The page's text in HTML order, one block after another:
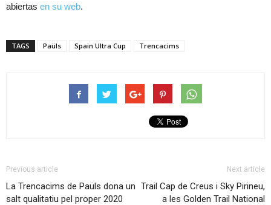
abiertas en su web.
TAGS Paüls Spain Ultra Cup Trencacims
Previous article
La Trencacims de Paüls dona un
salt qualitatiu pel proper 2020
Next article
Trail Cap de Creus i Sky Pirineu,
a les Golden Trail National